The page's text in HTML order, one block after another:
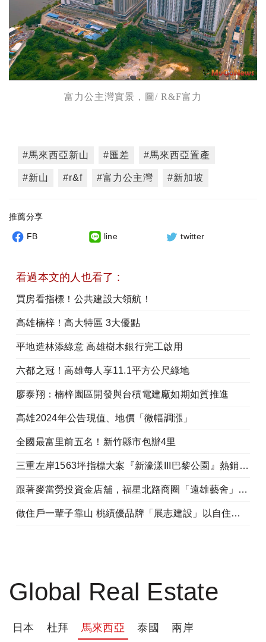
富力公主灣實景，圖/ R&F富力
#馬來西亞新山 #匯差 #馬來西亞置產
#新山 #r&f #富力公主灣 #新加坡
推薦分享
FB line twitter
看過本文的人也看了 :
買房看指標！公共建設大領航！
高雄楠梓！高大特區 3大優點
平地造林添綠意 高雄樹木銀行完工啟用
六都之冠！高雄每人享11.1平方公尺綠地
廖泰翔：楠梓園區開發與台積電建廠如期如質推進
高雄2024年公告現值、地價「微幅調漲」
全國最富里前五名！新竹縣市包辦4里
三重左岸1563坪指標大案『新濠漾III巴黎公園』熱銷開工
跟著麥當勞投資金店舖，福星北路商圈「遠雄藝舍」金店炙手可熱
做住戶一輩子靠山 桃績優品牌「展志建設」以自住心蓋房
Global Real Estate
日本 杜拜 馬來西亞 泰國 兩岸